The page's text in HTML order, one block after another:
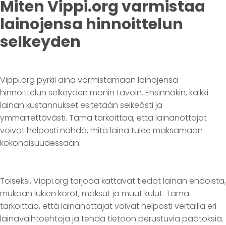
Miten Vippi.org varmistaa
lainojensa hinnoittelun
selkeyden
Vippi.org pyrkii aina varmistamaan lainojensa
hinnoittelun selkeyden monin tavoin. Ensinnäkin, kaikki
lainan kustannukset esitetään selkeästi ja
ymmärrettävästi. Tämä tarkoittaa, että lainanottajat
voivat helposti nähdä, mitä laina tulee maksamaan
kokonaisuudessaan.
Toiseksi, Vippi.org tarjoaa kattavat tiedot lainan ehdoista,
mukaan lukien korot, maksut ja muut kulut. Tämä
tarkoittaa, että lainanottajat voivat helposti vertailla eri
lainavaihtoehtoja ja tehdä tietoon perustuvia päätöksiä.